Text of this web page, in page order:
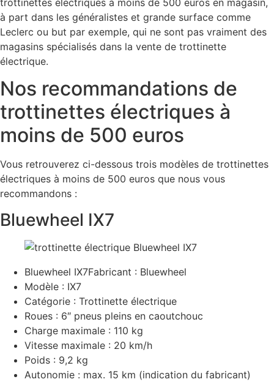
à part dans les généralistes et grande surface comme
Leclerc ou but par exemple, qui ne sont pas vraiment des
magasins spécialisés dans la vente de trottinette
électrique.
Nos recommandations de
trottinettes électriques à
moins de 500 euros
Vous retrouverez ci-dessous trois modèles de trottinettes
électriques à moins de 500 euros que nous vous
recommandons :
Bluewheel IX7
Bluewheel IX7Fabricant : Bluewheel
Modèle : IX7
Catégorie : Trottinette électrique
Roues : 6″ pneus pleins en caoutchouc
Charge maximale : 110 kg
Vitesse maximale : 20 km/h
Poids : 9,2 kg
Autonomie : max. 15 km (indication du fabricant)